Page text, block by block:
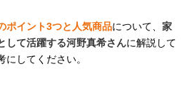
ポイント3つと人気商品について、 家
して活躍する河野真希さんに解説して
してください。